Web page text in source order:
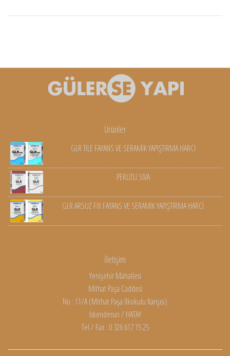
Ürünler
GLR TILE FAYANS VE SERAMİK YAPIŞTIRMA HARCI
PERLİTLİ SIVA
GLR ARSUZ FİX FAYANS VE SERAMİK YAPIŞTIRMA HARCI
İletişim
Yenişehir Mahallesi
Mithat Paşa Caddesi
No : 11/A (Mithat Paşa İlkokulu Karışısı)
İskenderun / HATAY
Tel / Fax : 0 326 617 15 25